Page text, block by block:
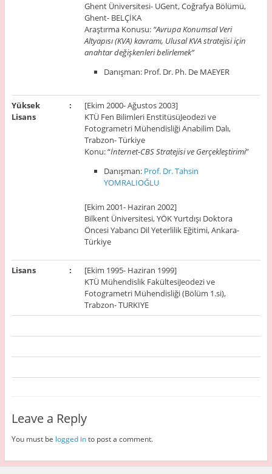
Ghent Üniversitesi- UGent, Coğrafya Bölümü,
Ghent- BELÇİKA
Araştırma Konusu: “Avrupa Konumsal Veri
Altyapısı (KVA) kavramı, Ulusal KVA stratejisi için
anahtar değişkenleri belirlemek”
Danışman: Prof. Dr. Ph. De MAEYER
Yüksek
Lisans
:
[Ekim 2000- Ağustos 2003]
KTÜ Fen Bilimleri EnstitüsüJeodezi ve
Fotogrametri Mühendisliği Anabilim Dalı,
Trabzon- Türkiye
Konu: “İnternet-CBS Stratejisi ve Gerçekleştirimi”
Danışman: Prof. Dr. Tahsin
YOMRALIOĞLU
[Ekim 2001- Haziran 2002]
Bilkent Üniversitesi, YÖK Yurtdışı Doktora
Öncesi Yabancı Dil Yeterlilik Eğitimi, Ankara-
Türkiye
Lisans :
[Ekim 1995- Haziran 1999]
KTÜ Mühendislik FakültesiJeodezi ve
Fotogrametri Mühendisliği (Bölüm 1.si),
Trabzon- TURKIYE
Leave a Reply
You must be logged into post a comment.